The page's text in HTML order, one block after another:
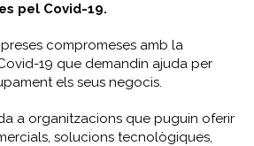
pelCovid-19.
compromeses amb la
19 que demandin ajuda per
els seus negocis.
a organitzacions que puguin oferir
solucions tecnològiques,